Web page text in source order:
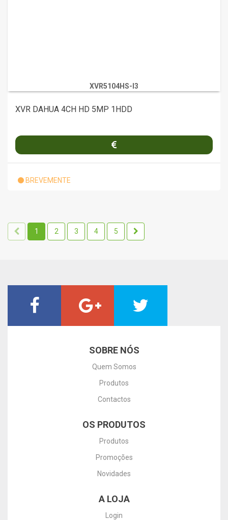
XVR5104HS-I3
XVR DAHUA 4CH HD 5MP 1HDD
BREVEMENTE
1 2 3 4 5
SOBRE NÓS
Quem Somos
Produtos
Contactos
OS PRODUTOS
Produtos
Promoções
Novidades
A LOJA
Login